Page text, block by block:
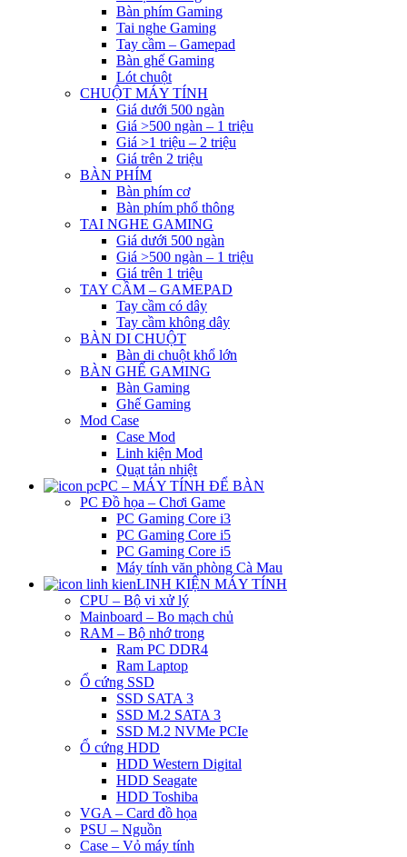
Bàn phím Gaming
Tai nghe Gaming
Tay cầm – Gamepad
Bàn ghế Gaming
Lót chuột
CHUỘT MÁY TÍNH
Giá dưới 500 ngàn
Giá >500 ngàn – 1 triệu
Giá >1 triệu – 2 triệu
Giá trên 2 triệu
BÀN PHÍM
Bàn phím cơ
Bàn phím phổ thông
TAI NGHE GAMING
Giá dưới 500 ngàn
Giá >500 ngàn – 1 triệu
Giá trên 1 triệu
TAY CẦM – GAMEPAD
Tay cầm có dây
Tay cầm không dây
BÀN DI CHUỘT
Bàn di chuột khổ lớn
BÀN GHẾ GAMING
Bàn Gaming
Ghế Gaming
Mod Case
Case Mod
Linh kiện Mod
Quạt tản nhiệt
PC – MÁY TÍNH ĐỂ BÀN
PC Đồ họa – Chơi Game
PC Gaming Core i3
PC Gaming Core i5
PC Gaming Core i5
Máy tính văn phòng Cà Mau
LINH KIỆN MÁY TÍNH
CPU – Bộ vi xử lý
Mainboard – Bo mạch chủ
RAM – Bộ nhớ trong
Ram PC DDR4
Ram Laptop
Ổ cứng SSD
SSD SATA 3
SSD M.2 SATA 3
SSD M.2 NVMe PCIe
Ổ cứng HDD
HDD Western Digital
HDD Seagate
HDD Toshiba
VGA – Card đồ họa
PSU – Nguồn
Case – Vỏ máy tính